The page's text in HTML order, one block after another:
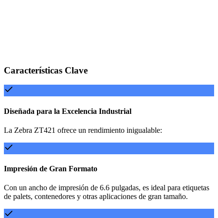
Características Clave
Diseñada para la Excelencia Industrial
La Zebra ZT421 ofrece un rendimiento inigualable:
Impresión de Gran Formato
Con un ancho de impresión de 6.6 pulgadas, es ideal para etiquetas
de palets, contenedores y otras aplicaciones de gran tamaño.